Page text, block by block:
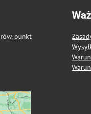
punkt